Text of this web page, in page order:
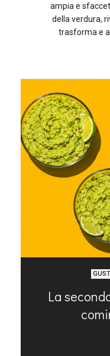
ampia e
della verdura,
trasforma e
La